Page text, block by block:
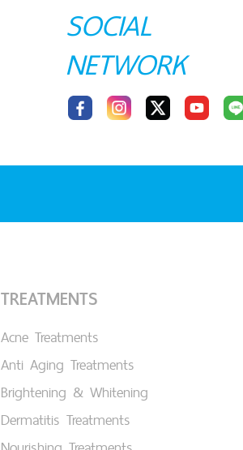
SOCIAL
NETWORK
TREATMENTS
Acne Treatments
Anti Aging Treatments
Brightening & Whitening
Dermatitis Treatments